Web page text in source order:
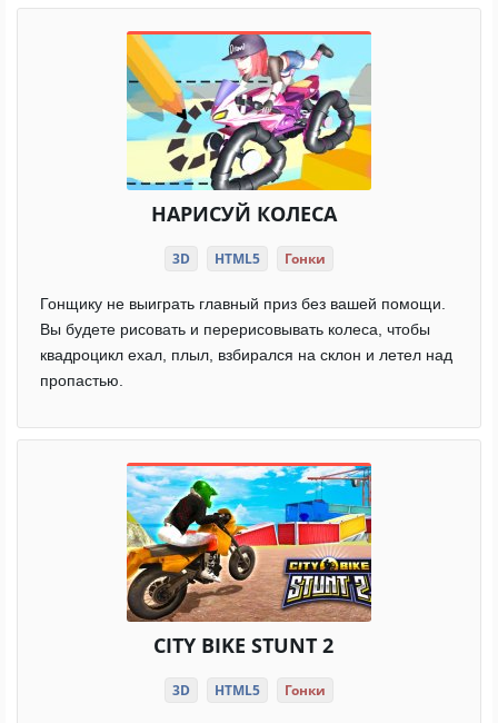
НАРИСУЙ КОЛЕСА
3D HTML5 Гонки
Гонщику не выиграть главный приз без вашей помощи.
Вы будете рисовать и перерисовывать колеса, чтобы
квадроцикл ехал, плыл, взбирался на склон и летел над
пропастью.
CITY BIKE STUNT 2
3D HTML5 Гонки